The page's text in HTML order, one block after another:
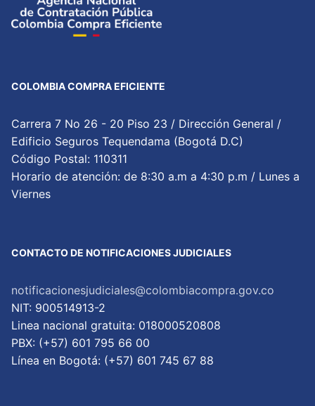
COLOMBIA COMPRA EFICIENTE
Carrera 7 No 26 - 20 Piso 23 / Dirección General /
Edificio Seguros Tequendama (Bogotá D.C)
Código Postal: 110311
Horario de atención: de 8:30 a.m a 4:30 p.m / Lunes a
Viernes
CONTACTO DE NOTIFICACIONES JUDICIALES
notificacionesjudiciales@colombiacompra.gov.co
NIT: 900514913-2
Linea nacional gratuita: 018000520808
PBX: (+57) 601 795 66 00
Lí­nea en Bogotá: (+57) 601 745 67 88